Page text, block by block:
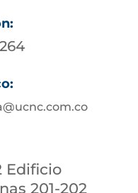
Edificio
201-202